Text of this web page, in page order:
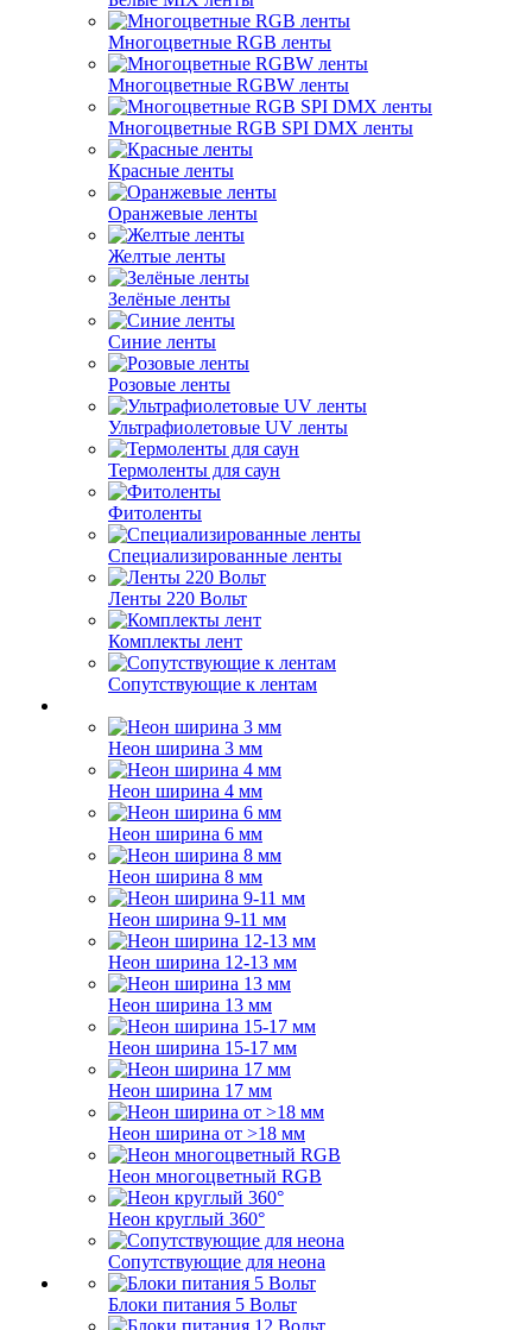
Многоцветные RGB ленты
Многоцветные RGBW ленты
Многоцветные RGB SPI DMX ленты
Красные ленты
Оранжевые ленты
Желтые ленты
Зелёные ленты
Синие ленты
Розовые ленты
Ультрафиолетовые UV ленты
Термоленты для саун
Фитоленты
Специализированные ленты
Ленты 220 Вольт
Комплекты лент
Сопутствующие к лентам
Неон ширина 3 мм
Неон ширина 4 мм
Неон ширина 6 мм
Неон ширина 8 мм
Неон ширина 9-11 мм
Неон ширина 12-13 мм
Неон ширина 13 мм
Неон ширина 15-17 мм
Неон ширина 17 мм
Неон ширина от >18 мм
Неон многоцветный RGB
Неон круглый 360°
Сопутствующие для неона
Блоки питания 5 Вольт